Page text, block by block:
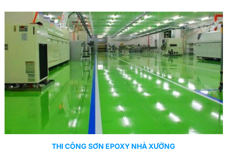
THI CÔNG SƠN EPOXY NHÀ XƯỞNG